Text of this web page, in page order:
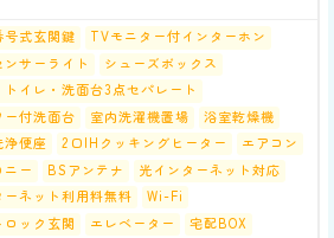
号式玄関鍵
TVモニター付インターホン
ンサーライト
シューズボックス
トイレ・洗面台3点セパレート
ー付洗面台
室内洗濯機置場
浴室乾燥機
浄便座
2口IHクッキングヒーター
エアコン
ニー
BSアンテナ
光インターネット対応
ーネット利用料無料
Wi-Fi
ロック玄関
エレベーター
宅配BOX